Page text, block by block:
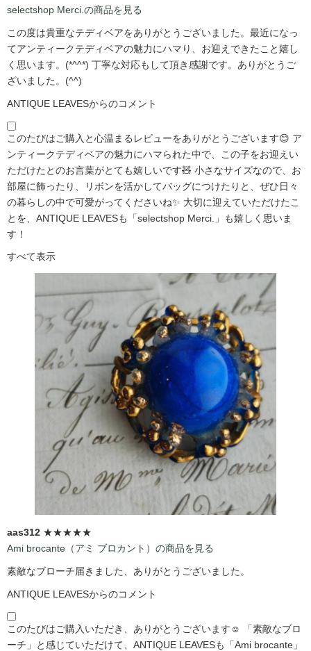
selectshop Merci.の商品を見る
この度は貴重なテディベアをありがとうございました。最近になっ
てアンティークテディベアの魅力にハマり、お迎えできたこと嬉し
く思います。(*^^*) 丁寧な対応もして頂き感謝です。ありがとうご
ざいました。(^^)
ANTIQUE LEAVESからのコメント
このたびはご購入と心温まるレビューをありがとうございます😊 ア
ンティークテディベアの魅力にハマられた中で、この子をお迎えい
ただけたとのお言葉がとても嬉しいです🧸 小さなサイズなので、お
部屋に飾ったり、リボンを活かしてバッグにつけたりと、ぜひ日々
の暮らしの中で可愛がってくださいね✨ 大切に迎えていただけたこ
とを、ANTIQUE LEAVESも「selectshop Merci.」も嬉しく思いま
す！
すべて表示
aas312 ★★★★★
Ami brocante（アミ ブロカント）の商品を見る
素敵なブローチ届きました、ありがとうございました。
ANTIQUE LEAVESからのコメント
このたびはご購入いただき、ありがとうございます☺️ 「素敵なブロ
ーチ」と感じていただけて、ANTIQUE LEAVESも「Ami brocante」